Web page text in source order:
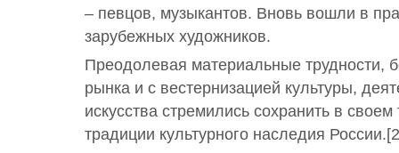
– певцов, музыкантов. Вновь вошли в
зарубежных художников.
Преодолевая материальные трудности,
рынка и с вестернизацией культуры,
искусства стремились сохранить в
традиции культурного наследия